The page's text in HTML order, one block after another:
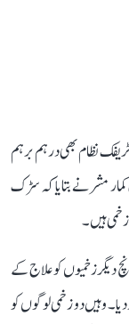
نظام بھی درہم برہم
مشر نے بتایا کہ سڑک
دیگر زخمیوں کو علاج کے
وہیں دو زخمی لوگوں کو